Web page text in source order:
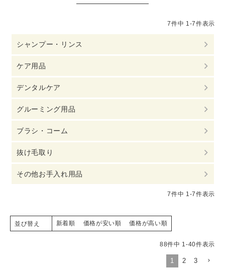
7件中 1-7件表示
シャンプー・リンス
ケア用品
デンタルケア
グルーミング用品
ブラシ・コーム
抜け毛取り
その他お手入れ用品
7件中 1-7件表示
並び替え 新着順 価格が安い順 価格が高い順
88件中 1-40件表示
1 2 3